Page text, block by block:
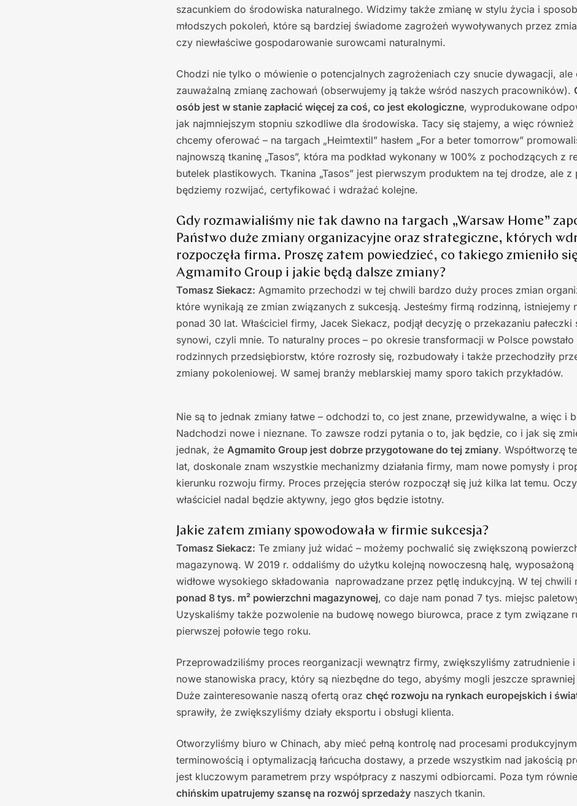
szacunkiem do środowiska naturalnego. Widzimy także zmianę w stylu życia i
młodszych pokoleń, które są bardziej świadome zagrożeń wywoływanych przez
czy niewłaściwe gospodarowanie surowcami naturalnymi.
Chodzi nie tylko o mówienie o potencjalnych zagrożeniach czy snucie dywagacji, ale
zauważalną zmianę zachowań (obserwujemy ją także wśród naszych pracowników).
osób jest w stanie zapłacić więcej za coś, co jest ekologiczne, wyprodukowane
jak najmniejszym stopniu szkodliwe dla środowiska. Tacy się stajemy, a więc
chcemy oferować – na targach „Heimtextil” hasłem „For a beter tomorrow”
najnowszą tkaninę „Tasos”, która ma podkład wykonany w 100% z pochodzących z
butelek plastikowych. Tkanina „Tasos” jest pierwszym produktem na tej drodze, ale z
będziemy rozwijać, certyfikować i wdrażać kolejne.
Gdy rozmawialiśmy nie tak dawno na targach „Warsaw Home”
Państwo duże zmiany organizacyjne oraz strategiczne, których
rozpoczęła firma. Proszę zatem powiedzieć, co takiego zmieniło
Agmamito Group i jakie będą dalsze zmiany?
Tomasz Siekacz: Agmamito przechodzi w tej chwili bardzo duży proces zmian
które wynikają ze zmian związanych z sukcesją. Jesteśmy firmą rodzinną, istniejemy
ponad 30 lat. Właściciel firmy, Jacek Siekacz, podjął decyzję o przekazaniu pałeczki
synowi, czyli mnie. To naturalny proces – po okresie transformacji w Polsce powstało
rodzinnych przedsiębiorstw, które rozrosły się, rozbudowały i także przechodziły
zmiany pokoleniowej. W samej branży meblarskiej mamy sporo takich przykładów.
Nie są to jednak zmiany łatwe – odchodzi to, co jest znane, przewidywalne, a więc i
Nadchodzi nowe i nieznane. To zawsze rodzi pytania o to, jak będzie, co i jak się
jednak, że Agmamito Group jest dobrze przygotowane do tej zmiany. Współtworzę
lat, doskonale znam wszystkie mechanizmy działania firmy, mam nowe pomysły i
kierunku rozwoju firmy. Proces przejęcia sterów rozpoczął się już kilka lat temu.
właściciel nadal będzie aktywny, jego głos będzie istotny.
Jakie zatem zmiany spowodowała w firmie sukcesja?
Tomasz Siekacz: Te zmiany już widać – możemy pochwalić się zwiększoną
magazynową. W 2019 r. oddaliśmy do użytku kolejną nowoczesną halę,
widłowe wysokiego składowania naprowadzane przez pętlę indukcyjną. W tej chwili
ponad 8 tys. m² powierzchni magazynowej, co daje nam ponad 7 tys. miejsc
Uzyskaliśmy także pozwolenie na budowę nowego biurowca, prace z tym związane
pierwszej połowie tego roku.
Przeprowadziliśmy proces reorganizacji wewnątrz firmy, zwiększyliśmy zatrudnienie i
nowe stanowiska pracy, który są niezbędne do tego, abyśmy mogli jeszcze
Duże zainteresowanie naszą ofertą oraz chęć rozwoju na rynkach europejskich i
sprawiły, że zwiększyliśmy działy eksportu i obsługi klienta.
Otworzyliśmy biuro w Chinach, aby mieć pełną kontrolę nad procesami
terminowością i optymalizacją łańcucha dostawy, a przede wszystkim nad jakością
jest kluczowym parametrem przy współpracy z naszymi odbiorcami. Poza tym
chińskim upatrujemy szansę na rozwój sprzedaży naszych tkanin.